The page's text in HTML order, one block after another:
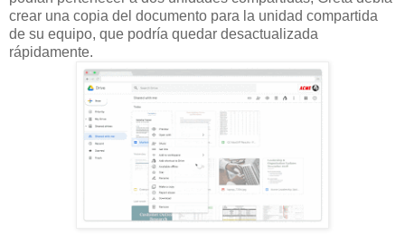
crear una copia del documento para la unidad compartida
de su equipo, que podría quedar desactualizada
rápidamente.